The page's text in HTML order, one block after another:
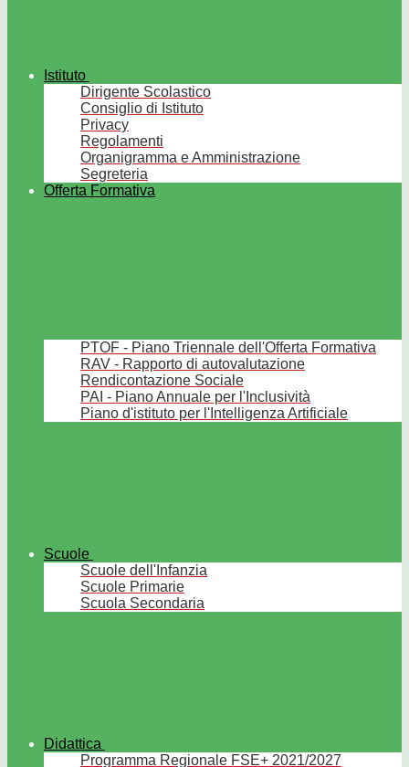
Istituto
Dirigente Scolastico
Consiglio di Istituto
Privacy
Regolamenti
Organigramma e Amministrazione
Segreteria
Offerta Formativa
PTOF - Piano Triennale dell'Offerta Formativa
RAV - Rapporto di autovalutazione
Rendicontazione Sociale
PAI - Piano Annuale per l'Inclusività
Piano d'istituto per l'Intelligenza Artificiale
Scuole
Scuole dell'Infanzia
Scuole Primarie
Scuola Secondaria
Didattica
Programma Regionale FSE+ 2021/2027